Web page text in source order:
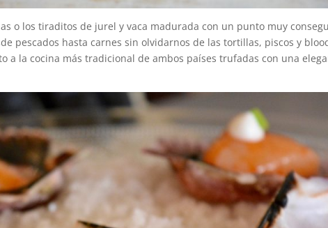
o los tiraditos de jurel y vaca madurada con un punto muy
pescados hasta carnes sin olvidarnos de las tortillas, piscos y
a la cocina más tradicional de ambos países trufadas con una